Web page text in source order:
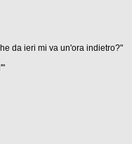
da ieri mi va un'ora indietro?"